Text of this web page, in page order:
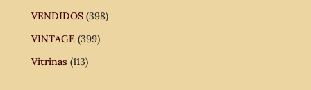
VENDIDOS (398)
VINTAGE (399)
Vitrinas (113)